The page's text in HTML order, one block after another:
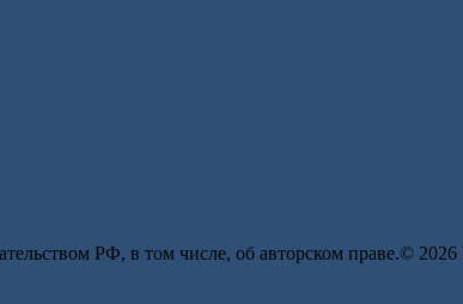
РФ, в том числе, об авторском праве.©